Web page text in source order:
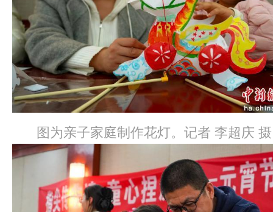
图为亲子家庭制作花灯。记者 李超庆 摄